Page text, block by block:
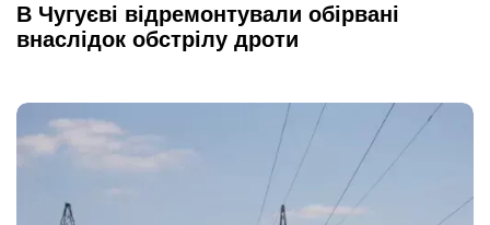
В Чугуєві відремонтували обірвані
внаслідок обстрілу дроти